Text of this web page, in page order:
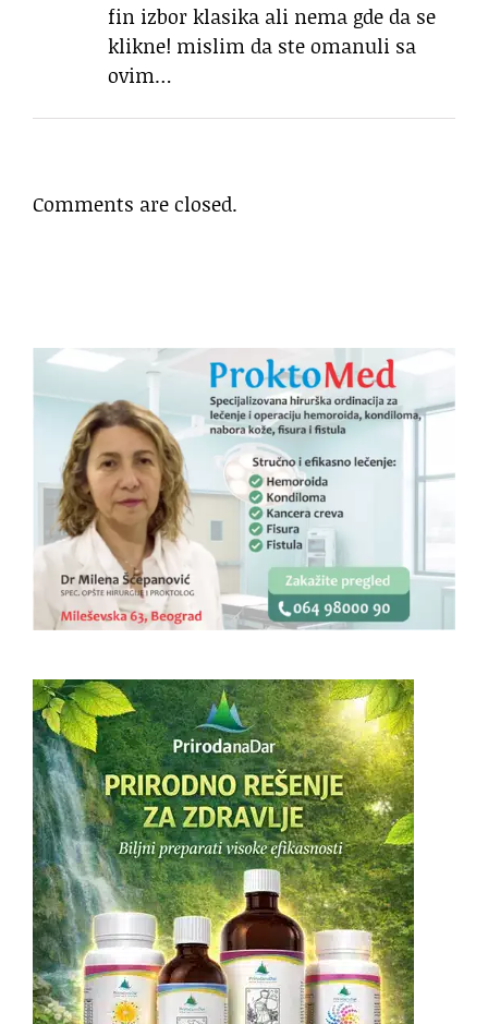
fin izbor klasika ali nema gde da se
klikne! mislim da ste omanuli sa
ovim…
Comments are closed.